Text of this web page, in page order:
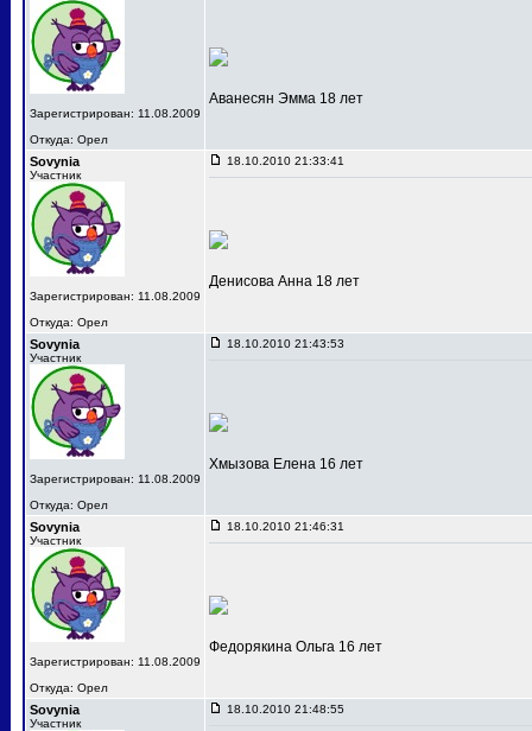
Зарегистрирован: 11.08.2009
Откуда: Орел
Аванесян Эмма 18 лет
Sovynia
Участник
Зарегистрирован: 11.08.2009
Откуда: Орел
18.10.2010 21:33:41
Денисова Анна 18 лет
Sovynia
Участник
Зарегистрирован: 11.08.2009
Откуда: Орел
18.10.2010 21:43:53
Хмызова Елена 16 лет
Sovynia
Участник
Зарегистрирован: 11.08.2009
Откуда: Орел
18.10.2010 21:46:31
Федорякина Ольга 16 лет
Sovynia
Участник
18.10.2010 21:48:55